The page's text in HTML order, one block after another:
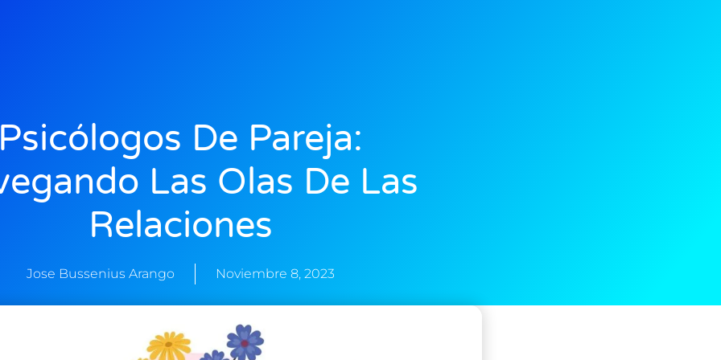
De Pareja:
Las Olas De Las
Relaciones
Jose Bussenius Arango Noviembre 8, 2023